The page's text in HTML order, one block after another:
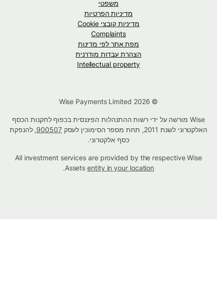
משפטי
מדיניות הפרטיות
מדיניות קובצי Cookie
Complaints
מפת אתר לפי מדינות
הצהרת עבדות מודרנית
Intellectual property
Wise מורשה על ידי רשות ההתנהלות הפיננסית בכפוף לתקנות הכסף
האלקטרוני לשנת 2011, תחת מספר הסימוכין לעסק
900507, להנפקת
כסף אלקטרוני.
All investment services are provided by the respective Wise
Assetsentity in your location
.